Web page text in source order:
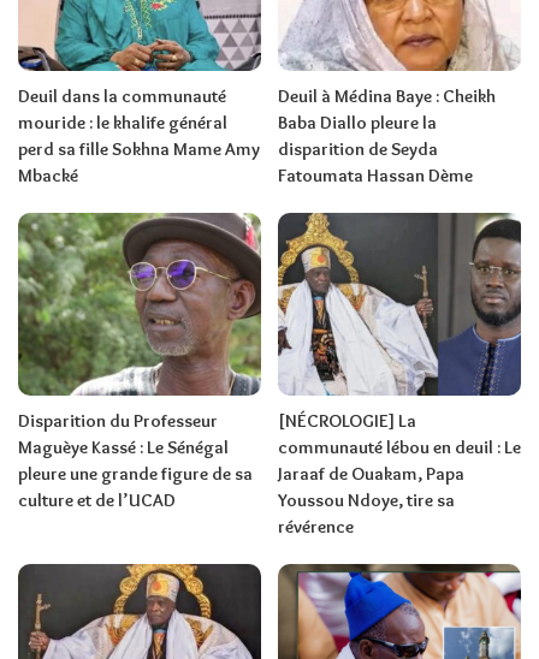
Deuil dans la communauté
mouride : le khalife général
perd sa fille Sokhna Mame Amy
Mbacké
Deuil à Médina Baye : Cheikh
Baba Diallo pleure la
disparition de Seyda
Fatoumata Hassan Dème
Disparition du Professeur
Maguèye Kassé : Le Sénégal
pleure une grande figure de sa
culture et de l’UCAD
[NÉCROLOGIE] La
communauté lébou en deuil : Le
Jaraaf de Ouakam, Papa
Youssou Ndoye, tire sa
révérence